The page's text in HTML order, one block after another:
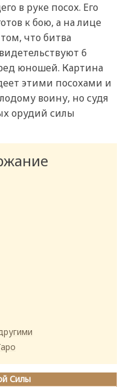
в руке посох. Его
к бою, а на лице
что битва
6
юношей. Картина
этими посохами и
воину, но судя
орудий силы
Силы